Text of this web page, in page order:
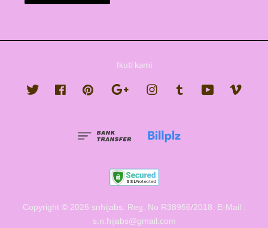
Ikuti kami
Twitter FacebookPinterest Google InstagramTumblr YouTube
Copyright © 2026 snhijabs. Reg. No R38956/2018. E-Mail :
s.n.hijabs@gmail.com